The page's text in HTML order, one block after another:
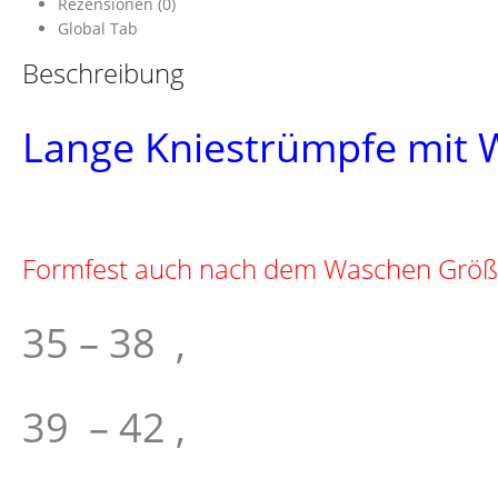
Global Tab
Beschreibung
Lange Kniestrümpfe mit
Formfest auch nach dem Waschen
35 – 38 ,
39 – 42 ,